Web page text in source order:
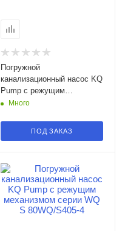
Погружной
канализационный насос KQ
Pump с режущим
механизмом серии WQ S
Много
ПОД ЗАКАЗ